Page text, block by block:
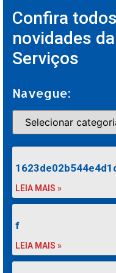
Confira
novidades
Serviços
Navegue:
LEIA MAIS »
f
LEIA MAIS »